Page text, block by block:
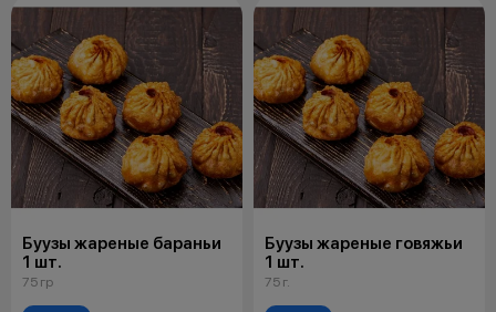
Буузы жареные бараньи
1 шт.
75 гр
Буузы жареные говяжьи
1 шт.
75 г.